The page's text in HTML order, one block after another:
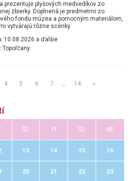
prezentuje plyšových medvedíkov zo
zbierky. Doplnená je predmetmi zo
fondu múzea a pomocným materiálom,
vytvárajú rôzne scénky.
10.08.2026 a ďalšie
Topoľčany
4 5 6 7 14 »
ŠT PI SO NE
13 14 15 16
20 21 22 23